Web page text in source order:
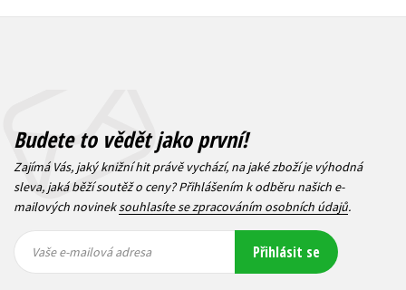
Budete to vědět jako první!
Zajímá Vás, jaký knižní hit právě vychází, na jaké zboží je výhodná
sleva, jaká běží soutěž o ceny? Přihlášením k odběru našich e-
mailových novineksouhlasíte se zpracováním osobních údajů.
mailová
mailová
Vaše e-mailová adresa Přihlásit se